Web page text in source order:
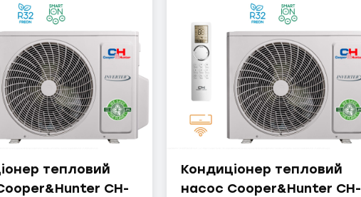
тепловий
CH-
Кондиціонер тепловий
насос Cooper&Hunter CH-
27-29